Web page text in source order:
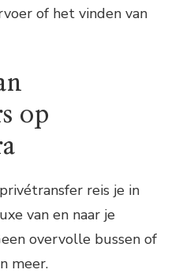
of het vinden van
op
reis je in
van en naar je
overvolle bussen of
meer.